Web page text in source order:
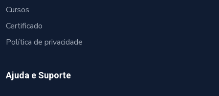
Cursos
Certificado
Política de privacidade
Ajuda e Suporte